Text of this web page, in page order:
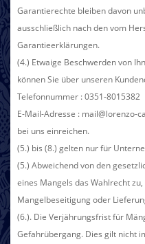
Garantierechte bleiben davon
ausschließlich nach den vom
Garantieerklärungen.
(4.) Etwaige Beschwerden von
können Sie über unseren
Telefonnummer : 0351-8015382
E-Mail-Adresse : mail@lorenzo-
bei uns einreichen.
(5.) bis (8.) gelten nur für
(5.) Abweichend von den
eines Mangels das Wahlrecht
Mangelbeseitigung oder
(6.). Die Verjährungsfrist für
Gefahrübergang. Dies gilt nicht